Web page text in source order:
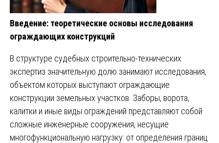
Введение: теоретические основы исследования
ограждающих конструкций
В структуре судебных строительно-технических
экспертиз значительную долю занимают исследования,
объектом которых выступают ограждающие
конструкции земельных участков. Заборы, ворота,
калитки и иные виды ограждений представляют собой
сложные инженерные сооружения, несущие
многофункциональную нагрузку: от определения границ